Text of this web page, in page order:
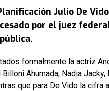
Julio De
por el juez
formalmente la actriz
Ahumada, Nadia
que para De Vido la cifra